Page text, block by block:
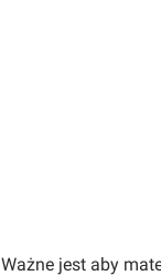
Ważne jest aby